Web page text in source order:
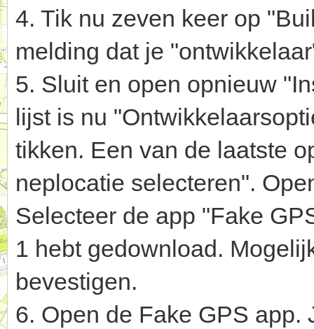
4. Tik nu zeven keer op
melding dat je
5. Sluit en open opnieuw
lijst is nu
tikken. Een van de laatste
neplocatie selecteren".
Selecteer de app "Fake
1 hebt gedownload.
bevestigen.
6. Open de Fake GPS app.